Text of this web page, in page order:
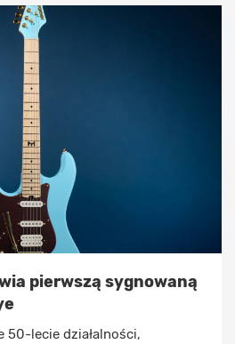
pierwszą sygnowaną
50-lecie działalności,